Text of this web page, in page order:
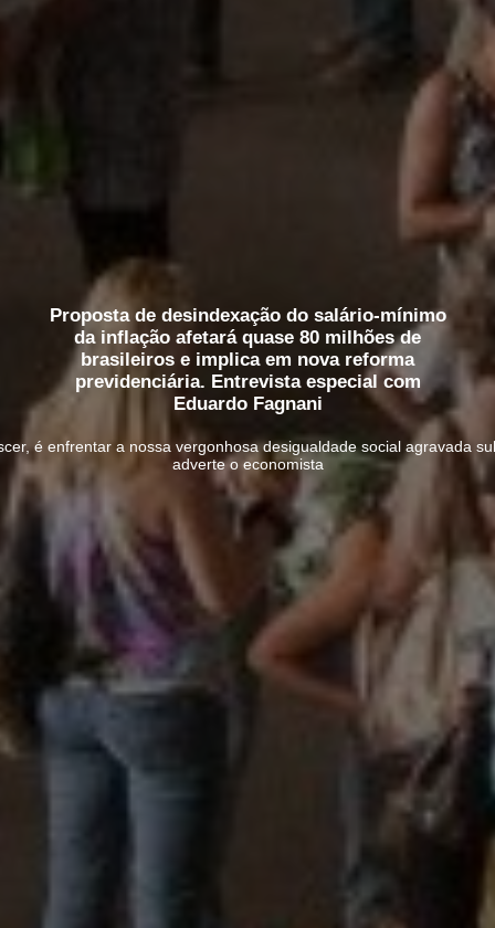
Proposta de desindexação do salário-mínimo
da inflação afetará quase 80 milhões de
brasileiros e implica em nova reforma
previdenciária. Entrevista especial com
Eduardo Fagnani
é enfrentar a nossa vergonhosa desigualdade social agravada
adverte o economista